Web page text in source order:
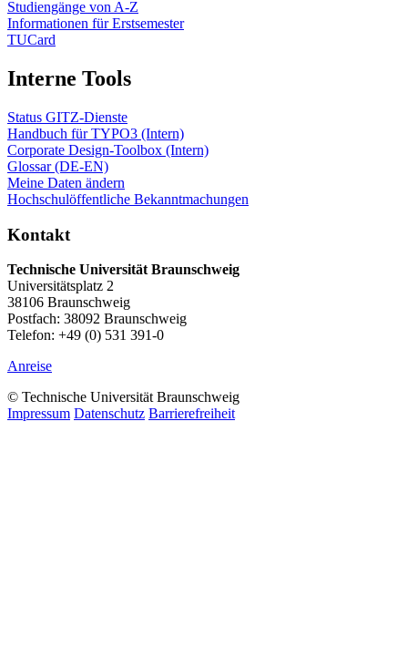
Studiengänge von A-Z
Informationen für Erstsemester
TUCard
Interne Tools
Status GITZ-Dienste
Handbuch für TYPO3 (Intern)
Corporate Design-Toolbox (Intern)
Glossar (DE-EN)
Meine Daten ändern
Hochschulöffentliche Bekanntmachungen
Kontakt
Technische Universität Braunschweig
Universitätsplatz 2
38106 Braunschweig
Postfach: 38092 Braunschweig
Telefon: +49 (0) 531 391-0
Anreise
© Technische Universität Braunschweig
Impressum Datenschutz Barrierefreiheit